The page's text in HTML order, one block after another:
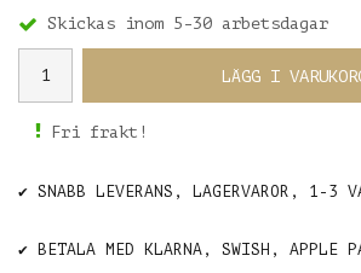
Skickas inom 5-30 arbetsdagar
LÄGG I
Fri frakt!
✔️ SNABB LEVERANS, LAGERVAROR, 1-3
✔️ BETALA MED KLARNA, SWISH, APPLE